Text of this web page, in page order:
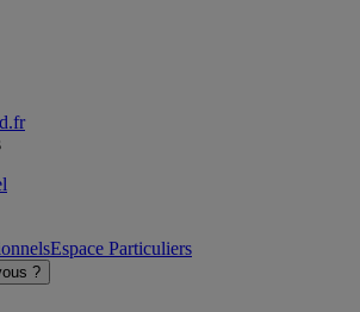
Espace Particuliers
?